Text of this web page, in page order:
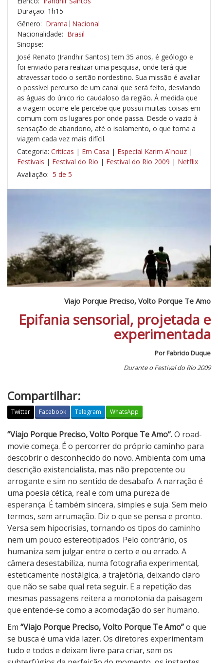
Duração: 1h15
Gênero: Drama Nacional
Nacionalidade: Brasil
Sinopse:
José Renato (Irandhir Santos) tem 35 anos, é geólogo e
foi enviado para realizar uma pesquisa, onde terá que
atravessar todo o sertão nordestino. Sua missão é avaliar
o possível percurso de um canal que será feito, desviando
as águas do único rio caudaloso da região. À medida que
a viagem ocorre ele percebe que possui muitas coisas em
comum com os lugares por onde passa. Desde o vazio à
sensação de abandono, até o isolamento, o que torna a
viagem cada vez mais difícil.
Categoria: Críticas | Em Casa | Especial Karim Aïnouz |
Festivais | Festival do Rio | Festival do Rio 2009 | Netflix
Avaliação: 5 de 5
Viajo Porque Preciso, Volto Porque Te Amo
Epifania sensorial, projetada e
experimentada
Por Fabricio Duque
Durante o Festival do Rio 2009
Compartilhar:
Twitter Facebook Telegram WhatsApp
V
i
a
j
o
P
o
r
q
u
e
P
r
e
c
i
s
o
,
V
“Viajo Porque Preciso, Volto Porque Te Amo”.O road-
movie começa. É o percorrer do próprio caminho para
descobrir o desconhecido do novo. Ambienta com uma
descrição existencialista, mas não prepotente ou
arrogante e sim no sentido de desabafo. A narração é
uma poesia cética, real e com uma pureza de
esperança. É também sincera, simples e suja. Sem meio
termos, sem arrumação. Diz o que se pensa e pronto.
Versa sem hipocrisias, tornando os tipos do caminho
nem um pouco estereotipados. Pelo contrário, os
humaniza sem julgar entre o certo e ou errado. A
câmera desestabiliza, numa fotografia experimental,
esteticamente nostálgica, a trajetória, deixando claro
que não se sabe qual reta seguir. E a repetição das
mesmas passagens reitera a monotonia da paisagem
que entende-se como a acomodação do ser humano.
Em “Viajo Porque Preciso, Volto Porque Te Amo”o que
se busca é uma vida lazer. Os diretores experimentam
tudo e todos e deixam livre para criar, sem os